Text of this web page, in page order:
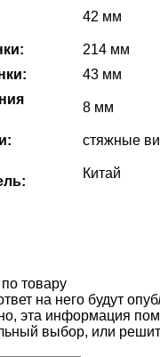
42 мм
214 мм
43 мм
8 мм
стяжные
Китай
товару
на него будут
эта информация
выбор, или